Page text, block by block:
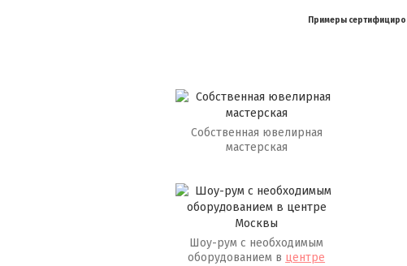
Примеры
Собственная ювелирная
мастерская
Шоу-рум с необходимым
оборудованием в центре